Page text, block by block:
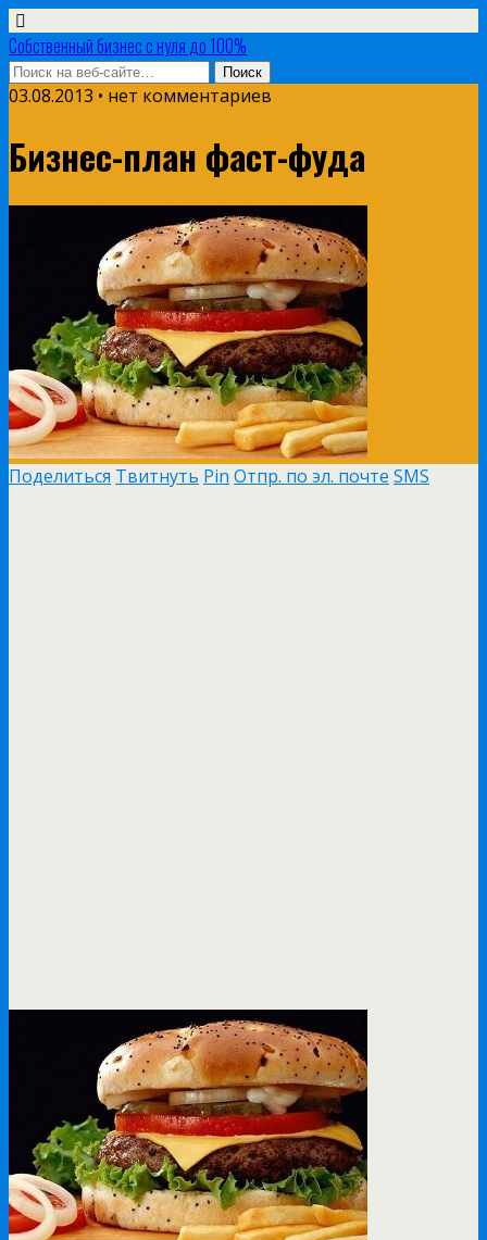
Собственный бизнес с нуля до 100%
03.08.2013 • нет комментариев
Бизнес-план фаст-фуда
Поделиться Твитнуть Pin Отпр. по эл. почте SMS